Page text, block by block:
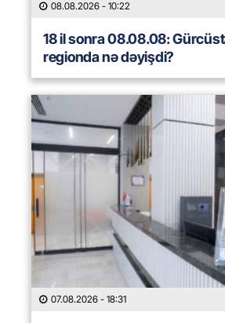
08.08.2026 - 10:22
18 il sonra 08.08.08:
regionda nə dəyişdi?
07.08.2026 - 18:31